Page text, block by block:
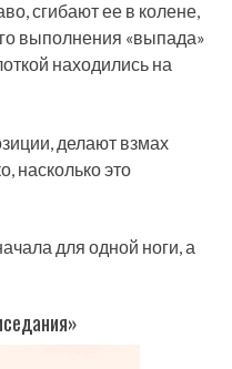
сгибают ее в колене,
выполнения «выпада»
находились на
делают взмах
насколько это
для одной ноги, а